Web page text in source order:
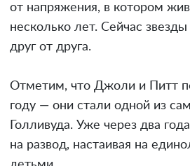
от напряжения, в котором
несколько лет. Сейчас звезды
друг от друга.
Отметим, что Джоли и Питт
году — они стали одной из
Голливуда. Уже через два
на развод, настаивая на